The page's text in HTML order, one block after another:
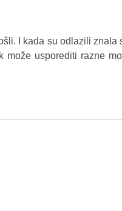
I kada su odlazili znala
usporediti razne